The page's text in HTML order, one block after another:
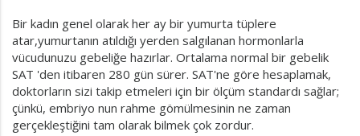
Bir kadın genel olarak her ay bir yumurta tüplere
atar,yumurtanın atıldığı yerden salgılanan hormonlarla
vücudunuzu gebeliğe hazırlar. Ortalama normal bir gebelik
SAT 'den itibaren 280 gün sürer. SAT'ne göre hesaplamak,
doktorların sizi takip etmeleri için bir ölçüm standardı sağlar;
çünkü, embriyo nun rahme gömülmesinin ne zaman
gerçekleştiğini tam olarak bilmek çok zordur.